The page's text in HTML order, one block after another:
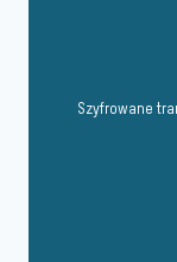
Szyfrowane